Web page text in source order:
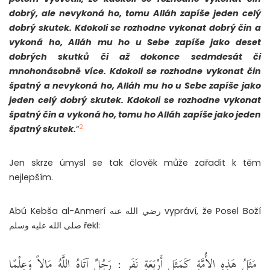
dobrý, ale nevykoná ho, tomu Alláh zapíše jeden celý
dobrý skutek. Kdokoli se rozhodne vykonat dobrý čin a
vykoná ho, Alláh mu ho u Sebe zapíše jako deset
dobrých skutků či až dokonce sedmdesát či
mnohonásobně více. Kdokoli se rozhodne vykonat čin
špatný a nevykoná ho, Alláh mu ho u Sebe zapíše jako
jeden celý dobrý skutek. Kdokoli se rozhodne vykonat
špatný čin a vykoná ho, tomu ho Alláh zapíše jako jeden
špatný skutek.“2
Jen skrze úmysl se tak člověk může zařadit k těm
nejlepším.
Abú Kebša al-Anmerí رضي الله عنه vypráví, že Posel Boží
صلى الله عليه وسلم řekl: